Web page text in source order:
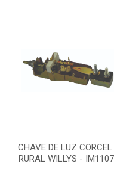
CHAVE DE LUZ CORCEL
RURAL WILLYS -